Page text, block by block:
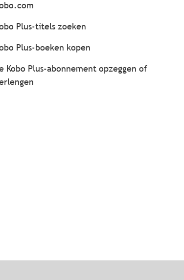
Plus-titels zoeken
Plus-boeken kopen
Kobo Plus-abonnement opzeggen of